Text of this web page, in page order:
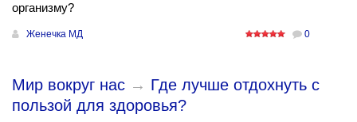
организму?
Женечка МД 0
Мир вокруг нас → Где лучше отдохнуть с
пользой для здоровья?